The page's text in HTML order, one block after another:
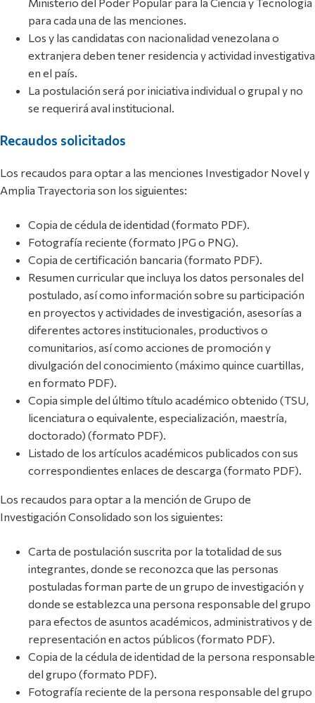
Ministerio del Poder Popular para la Ciencia y Tecnología
para cada una de las menciones.
Los y las candidatas con nacionalidad venezolana o
extranjera deben tener residencia y actividad investigativa
en el país.
La postulación será por iniciativa individual o grupal y no
se requerirá aval institucional.
Recaudos solicitados
Los recaudos para optar a las menciones Investigador Novel y
Amplia Trayectoria son los siguientes:
Copia de cédula de identidad (formato PDF).
Fotografía reciente (formato JPG o PNG).
Copia de certificación bancaria (formato PDF).
Resumen curricular que incluya los datos personales del
postulado, así como información sobre su participación
en proyectos y actividades de investigación, asesorías a
diferentes actores institucionales, productivos o
comunitarios, así como acciones de promoción y
divulgación del conocimiento (máximo quince cuartillas,
en formato PDF).
Copia simple del último título académico obtenido (TSU,
licenciatura o equivalente, especialización, maestría,
doctorado) (formato PDF).
Listado de los artículos académicos publicados con sus
correspondientes enlaces de descarga (formato PDF).
Los recaudos para optar a la mención de Grupo de
Investigación Consolidado son los siguientes:
Carta de postulación suscrita por la totalidad de sus
integrantes, donde se reconozca que las personas
postuladas forman parte de un grupo de investigación y
donde se establezca una persona responsable del grupo
para efectos de asuntos académicos, administrativos y de
representación en actos públicos (formato PDF).
Copia de la cédula de identidad de la persona responsable
del grupo (formato PDF).
Fotografía reciente de la persona responsable del grupo